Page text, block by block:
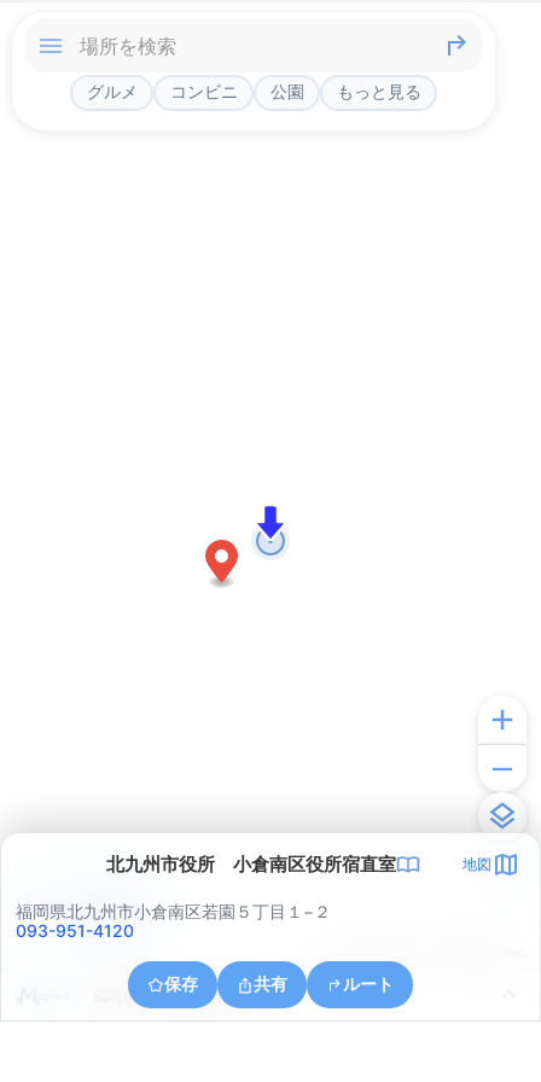
グルメ コンビニ 公園 もっと見る
北九州市役所 小倉南区役所宿直室 地図
福岡県北九州市小倉南区若園５丁目１−２
093-951-4120
保存 共有 ルート
福岡県北九州市小倉北区足原
アプリで見る